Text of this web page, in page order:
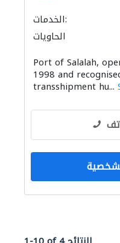
الخدمات:
الحاويات
Port of Salalah,
1998 and
transshipment hu...